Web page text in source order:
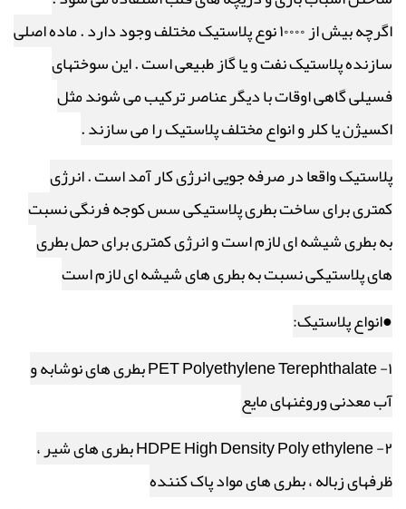
اگرچه بیش از ۱۰۰۰۰ نوع پلاستیک مختلف وجود دارد . ماده اصلی
سازنده پلاستیک نفت و یا گاز طبیعی است . این سوختهای
فسیلی گاهی اوقات با دیگر عناصر ترکیب می شوند مثل
اکسیژن یا کلر و انواع مختلف پلاستیک را می سازند .
پلاستیک واقعا در صرفه جویی انرژی کار آمد است . انرژی
کمتری برای ساخت بطری پلاستیکی سس کوجه فرنگی نسبت
به بطری شیشه ای لازم است و انرژی کمتری برای حمل بطری
های پلاستیکی نسبت به بطری های شیشه ای لازم است
●انواع پلاستیک:
۱- ‍‍PET Polyethylene Terephthalate بطری های نوشابه و
آب معدنی وروغنهای مایع
۲- HDPE High Density Poly ethylene بطری های شیر ،
ظرفهای زباله ، بطری های مواد پاک کننده